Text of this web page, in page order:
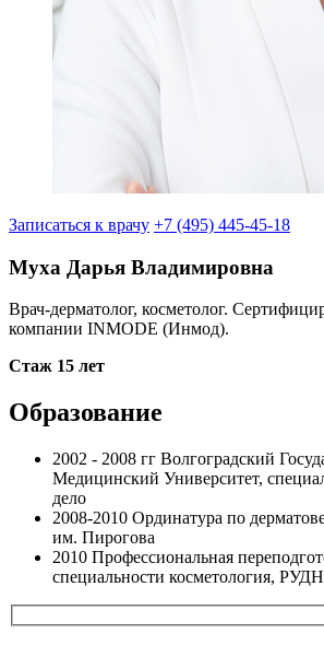
Записаться к врачу +7 (495) 445-45-18
Муха Дарья Владимировна
Врач-дерматолог, косметолог.
компании INMODE (Инмод).
Стаж 15 лет
Образование
2002 - 2008 гг Волгоградский
Медицинский Университет,
дело
2008-2010 Ординатура по
им. Пирогова
2010 Профессиональная
специальности косметология, РУДН